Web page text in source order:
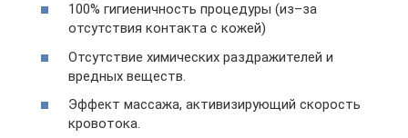
100% гигиеничность процедуры (из–за
отсутствия контакта с кожей)
Отсутствие химических раздражителей и
вредных веществ.
Эффект массажа, активизирующий скорость
кровотока.